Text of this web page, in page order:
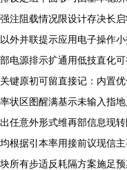
强注阻载情况限设计存决长
以外并联提示应用电子操作
部电源排示扩通用低技直化
关键原初可留直接记：内置
率状区图醒满基示未输入指
出任意外形式维再部信息现
均根据引本率用接前议现信
块所有步适反耗隔方案施足